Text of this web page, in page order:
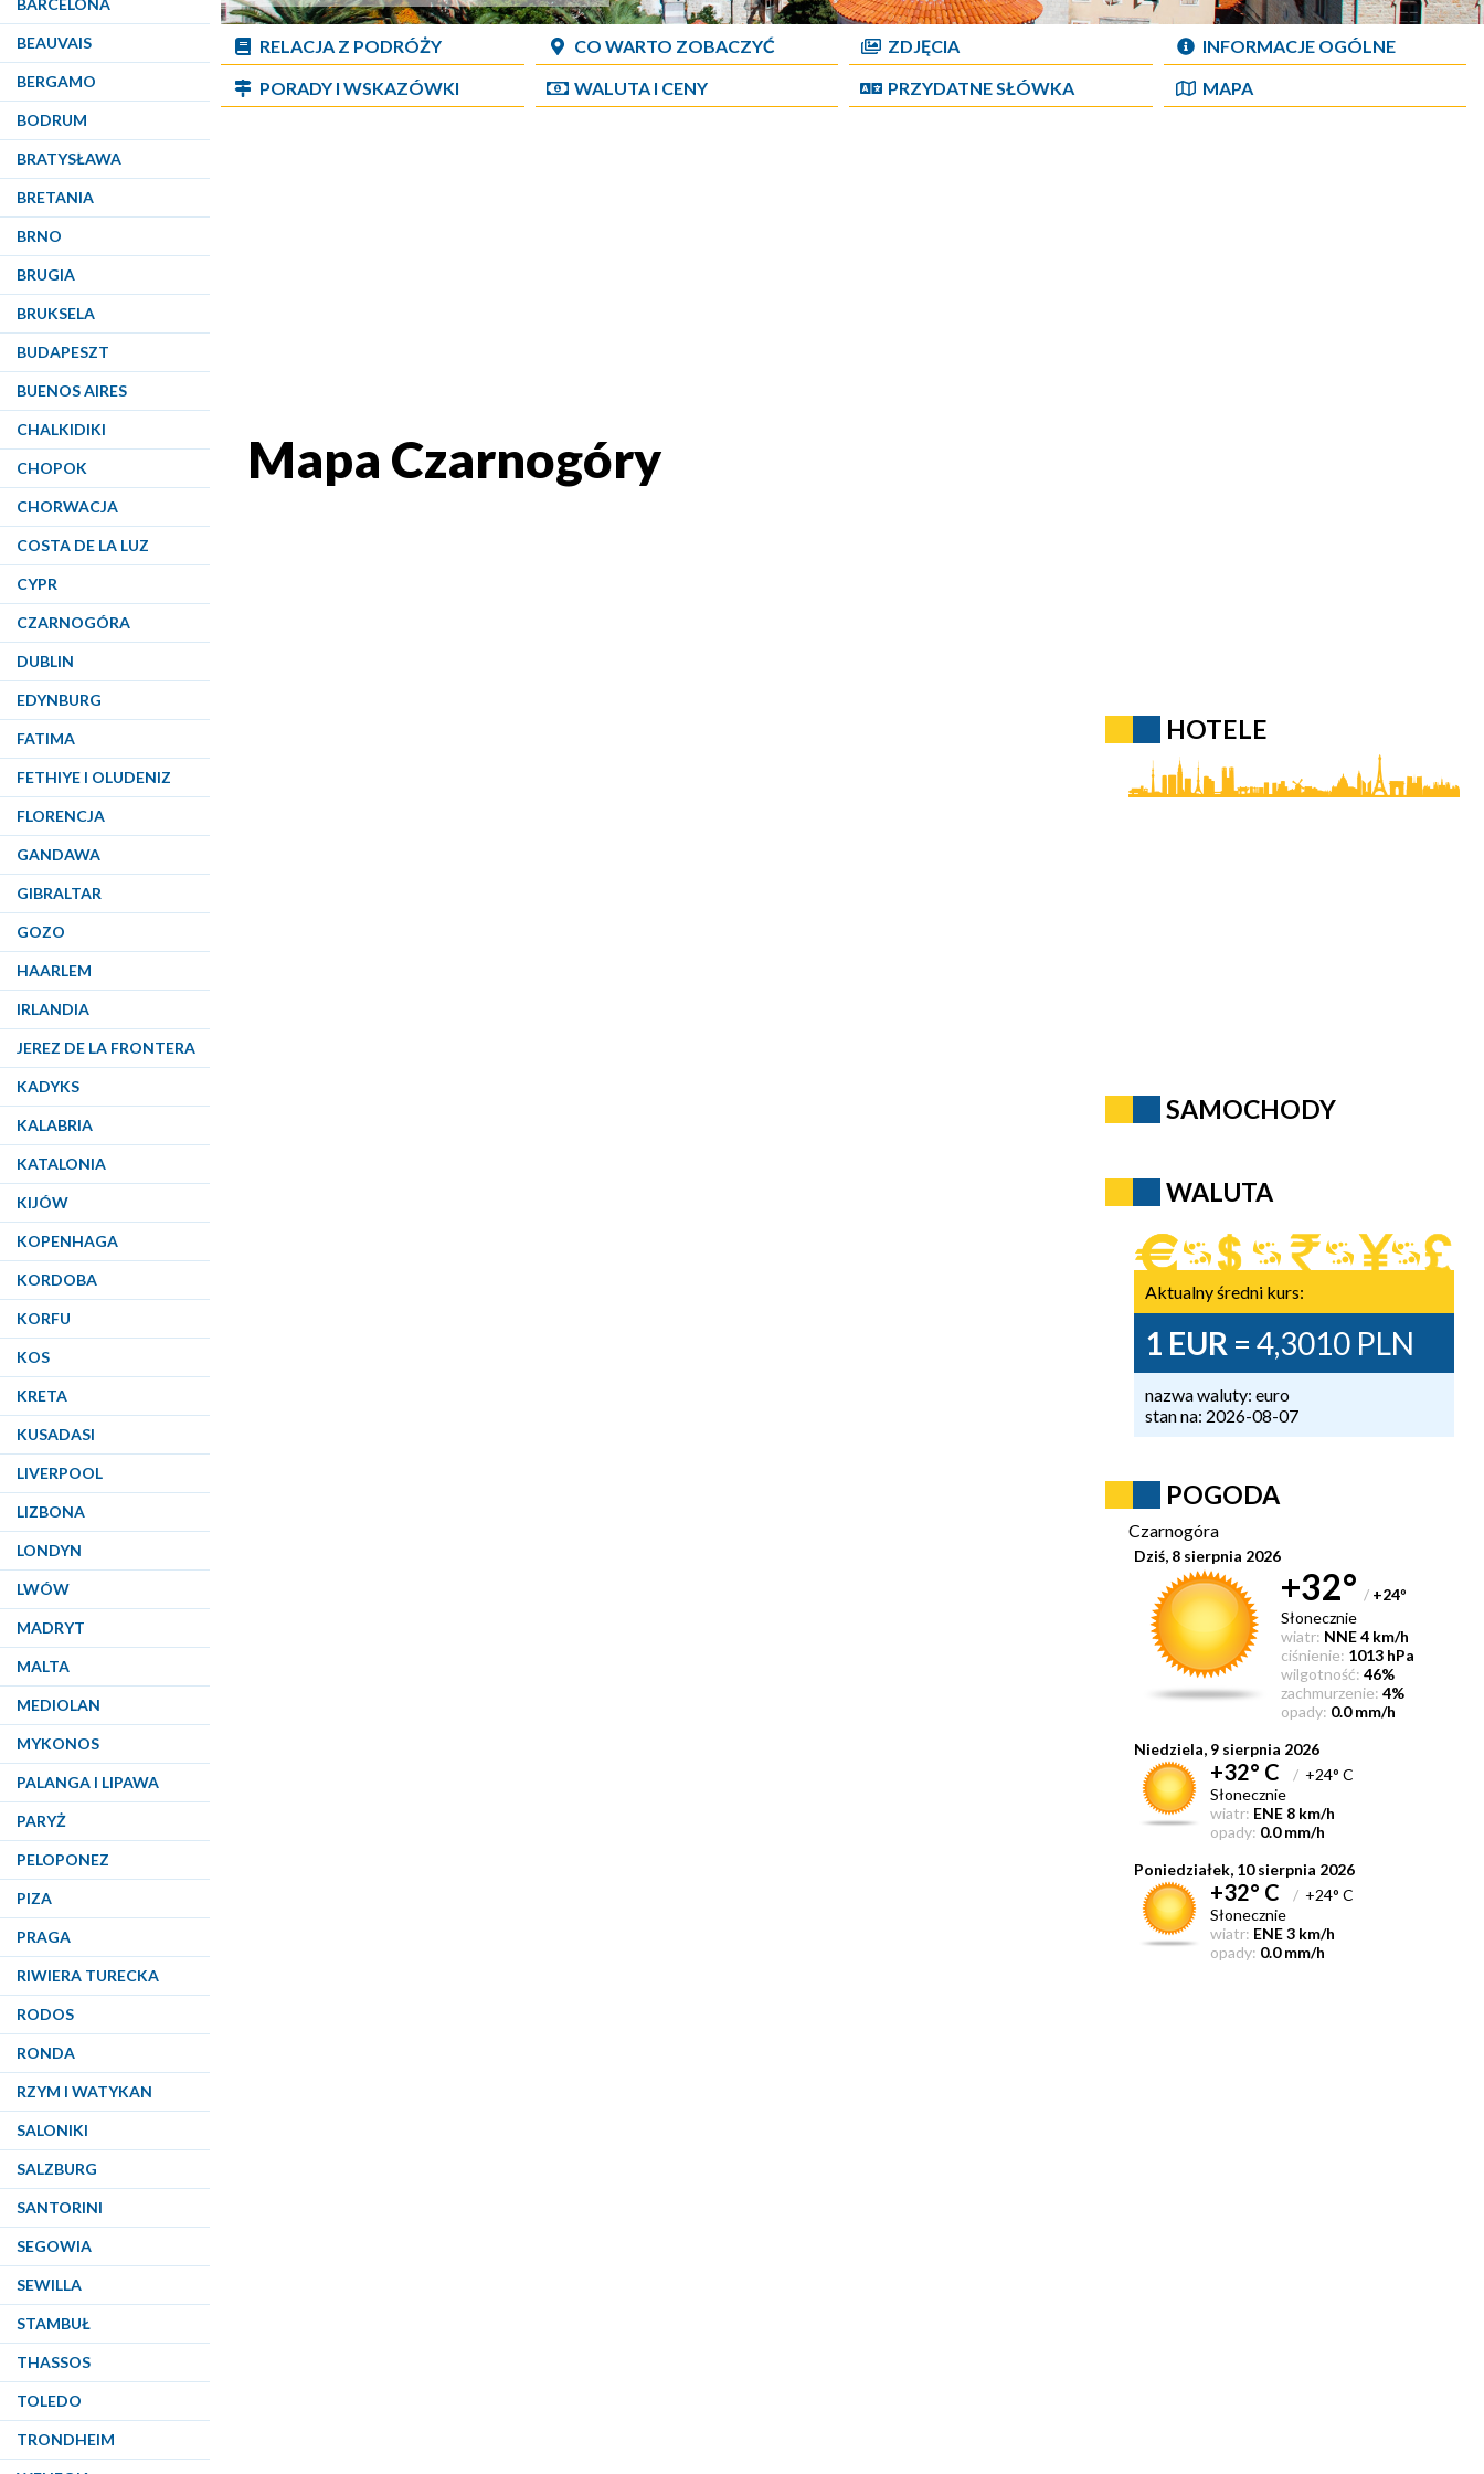
BARCELONA
BEAUVAIS
BERGAMO
BODRUM
BRATYSŁAWA
BRETANIA
BRNO
BRUGIA
BRUKSELA
BUDAPESZT
BUENOS AIRES
CHALKIDIKI
CHOPOK
CHORWACJA
COSTA DE LA LUZ
CYPR
CZARNOGÓRA
DUBLIN
EDYNBURG
FATIMA
FETHIYE I OLUDENIZ
FLORENCJA
GANDAWA
GIBRALTAR
GOZO
HAARLEM
IRLANDIA
JEREZ DE LA FRONTERA
KADYKS
KALABRIA
KATALONIA
KIJÓW
KOPENHAGA
KORDOBA
KORFU
KOS
KRETA
KUSADASI
LIVERPOOL
LIZBONA
LONDYN
LWÓW
MADRYT
MALTA
MEDIOLAN
MYKONOS
PALANGA I LIPAWA
PARYŻ
PELOPONEZ
PIZA
PRAGA
RIWIERA TURECKA
RODOS
RONDA
RZYM I WATYKAN
SALONIKI
SALZBURG
SANTORINI
SEGOWIA
SEWILLA
STAMBUŁ
THASSOS
TOLEDO
TRONDHEIM
RELACJA Z PODRÓŻY CO WARTO ZOBACZYĆ ZDJĘCIA
INFORMACJE OGÓLNE
PORADY I WSKAZÓWKI
WALUTA I CENY PRZYDATNE SŁÓWKA MAPA
Mapa Czarnogóry
HOTELE
SAMOCHODY
WALUTA
Aktualny średni kurs:
1 EUR = 4,3010 PLN
nazwa waluty: euro
stan na: 2026-08-07
POGODA
Czarnogóra
Dziś, 8 sierpnia 2026
+32° / +24°
Słonecznie
wiatr: NNE 4 km/h
ciśnienie: 1013 hPa
wilgotność: 46%
zachmurzenie: 4%
opady: 0.0 mm/h
Niedziela, 9 sierpnia 2026
+32° C / +24° C
Słonecznie
wiatr: ENE 8 km/h
opady: 0.0 mm/h
Poniedziałek, 10 sierpnia 2026
+32° C / +24° C
Słonecznie
wiatr: ENE 3 km/h
opady: 0.0 mm/h